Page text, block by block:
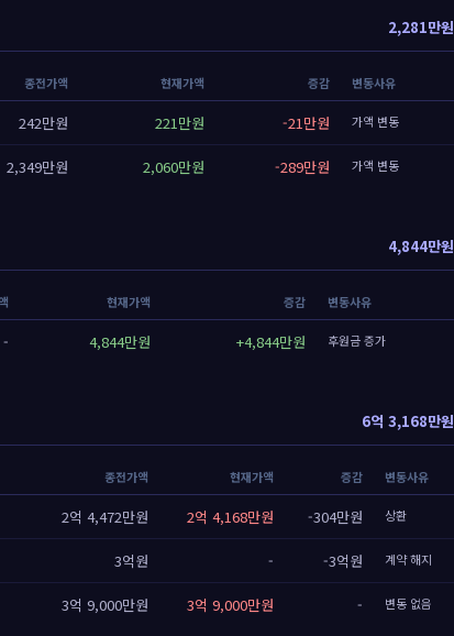
2,281만원
종전가액 현재가액 증감 변동사유
242만원 221만원 -21만원 가액 변동
2,349만원 2,060만원 -289만원 가액 변동
4,844만원
현재가액 증감 변동사유
- 4,844만원 +4,844만원 후원금 증가
6억 3,168만원
종전가액 현재가액 증감 변동사유
2억 4,472만원 2억 4,168만원 -304만원 상환
3억원 - -3억원 계약 해지
3억 9,000만원 3억 9,000만원 - 변동 없음